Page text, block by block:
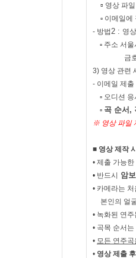
▫ 영상 파
▫ 이메일에
- 방법2 : 영
▫ 주소 서
금
3) 영상 관련
- 이메일 제
▫ 오디션
▫ 곡 순서 ,
※ 영상 파일
■ 영상 제작
• 제출 가능
• 반드시 암
• 카메라는
본인의 얼
• 녹화된 연
• 곡목 순서
• 모든 연주
• 영상 제출 후